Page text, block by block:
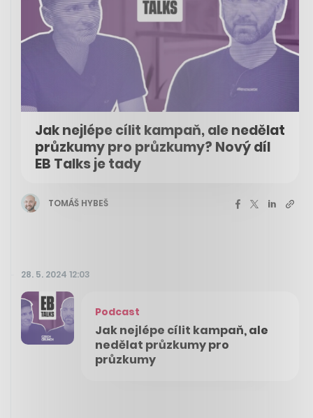
Jak nejlépe cílit kampaň, ale nedělat
průzkumy pro průzkumy? Nový díl
EB Talks je tady
TOMÁŠ HYBEŠ
28. 5. 2024 12:03
Podcast
Jak nejlépe cílit kampaň, ale
nedělat průzkumy pro
průzkumy